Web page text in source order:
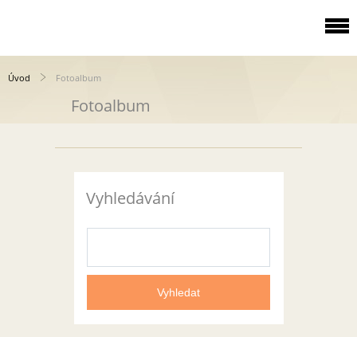
Úvod Fotoalbum
Fotoalbum
Vyhledávání